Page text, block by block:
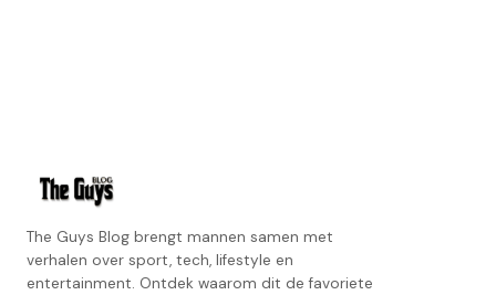
The Guys Blog brengt mannen samen met
verhalen over sport, tech, lifestyle en
entertainment. Ontdek waarom dit de favoriete